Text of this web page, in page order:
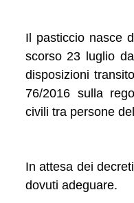
Il pasticcio nasce
scorso 23 luglio
disposizioni
76/2016 sulla
civili tra persone
In attesa dei
dovuti adeguare.